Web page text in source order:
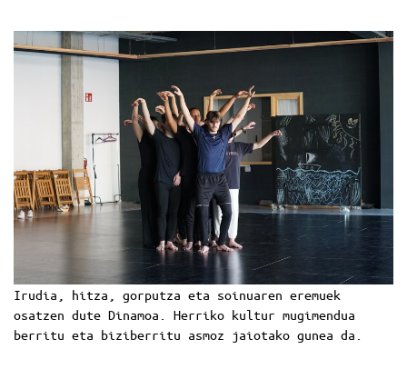
Irudia hitza gorputza eta soinuaren eremuek
osatzen dute Dinamoa. Herriko kultur mugimendua
berritu eta biziberritu asmoz jaiotako gunea da.